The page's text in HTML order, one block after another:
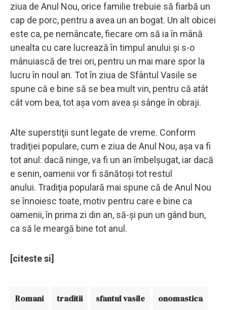
ziua de Anul Nou, orice familie trebuie să fiarbă un
cap de porc, pentru a avea un an bogat. Un alt obicei
este ca, pe nemâncate, fiecare om să ia în mână
unealta cu care lucrează în timpul anului şi s-o
mânuiască de trei ori, pentru un mai mare spor la
lucru în noul an. Tot în ziua de Sfântul Vasile se
spune că e bine să se bea mult vin, pentru că atât
cât vom bea, tot aşa vom avea şi sânge în obraji.
Alte superstiţii sunt legate de vreme. Conform
tradiţiei populare, cum e ziua de Anul Nou, aşa va fi
tot anul: dacă ninge, va fi un an îmbelşugat, iar dacă
e senin, oamenii vor fi sănătoşi tot restul
anului. Tradiţia populară mai spune că de Anul Nou
se înnoiesc toate, motiv pentru care e bine ca
oamenii, în prima zi din an, să-şi pun un gând bun,
ca să le meargă bine tot anul.
[citeste si]
Romani traditii sfantul vasile onomastica